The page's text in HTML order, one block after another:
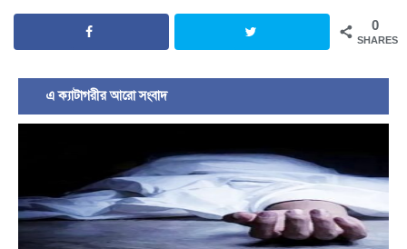
0
SHARES
এ ক্যাটাগরীর আরো সংবাদ